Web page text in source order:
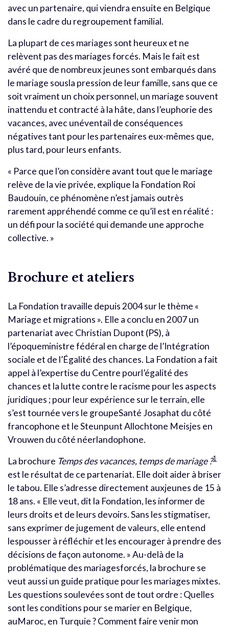
avec un partenaire, qui viendra ensuite en Belgique
dans le cadre du regroupement familial.
La plupart de ces mariages sont heureux et ne
relèvent pas des mariages forcés. Mais le fait est
avéré que de nombreux jeunes sont embarqués dans
le mariage sousla pression de leur famille, sans que ce
soit vraiment un choix personnel, un mariage souvent
inattendu et contracté à la hâte, dans l’euphorie des
vacances, avec unéventail de conséquences
négatives tant pour les partenaires eux-mêmes que,
plus tard, pour leurs enfants.
« Parce que l’on considère avant tout que le mariage
relève de la vie privée, explique la Fondation Roi
Baudouin, ce phénomène n’est jamais outrès
rarement appréhendé comme ce qu’il est en réalité :
un défi pour la société qui demande une approche
collective. »
Brochure et ateliers
La Fondation travaille depuis 2004 sur le thème «
Mariage et migrations ». Elle a conclu en 2007 un
partenariat avec Christian Dupont (PS), à
l’époqueministre fédéral en charge de l’Intégration
sociale et de l’Égalité des chances. La Fondation a fait
appel à l’expertise du Centre pourl’égalité des
chances et la lutte contre le racisme pour les aspects
juridiques ; pour leur expérience sur le terrain, elle
s’est tournée vers le groupeSanté Josaphat du côté
francophone et le Steunpunt Allochtone Meisjes en
Vrouwen du côté néerlandophone.
La brochure Temps des vacances, temps de mariage ?1
est le résultat de ce partenariat. Elle doit aider à briser
le tabou. Elle s’adresse directement auxjeunes de 15 à
18 ans. « Elle veut, dit la Fondation, les informer de
leurs droits et de leurs devoirs. Sans les stigmatiser,
sans exprimer de jugement de valeurs, elle entend
lespousser à réfléchir et les encourager à prendre des
décisions de façon autonome. » Au-delà de la
problématique des mariagesforcés, la brochure se
veut aussi un guide pratique pour les mariages mixtes.
Les questions soulevées sont de tout ordre : Quelles
sont les conditions pour se marier en Belgique,
auMaroc, en Turquie ? Comment faire venir mon